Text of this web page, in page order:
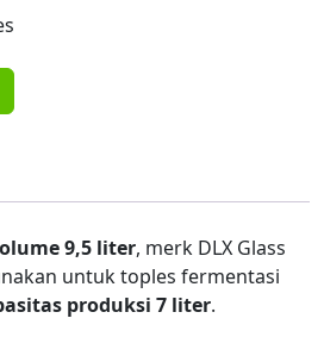
9,5 liter, merk DLX Glass
untuk toples fermentasi
produksi 7 liter.